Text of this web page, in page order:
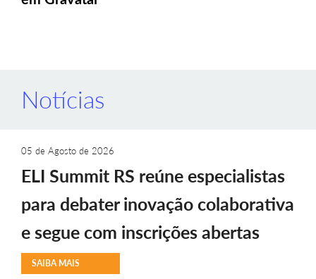
Notícias
05 de Agosto de 2026
ELI Summit RS reúne especialistas
para debater inovação colaborativa
e segue com inscrições abertas
SAIBA MAIS